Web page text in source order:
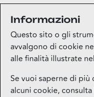
Medi-market
Piano terra
Mila Beauty Lounge
Piano terra
Informazioni
Questo sito o gli
avvalgono di cookie
alle finalità illustrate
Se vuoi saperne di
alcuni cookie, consulta